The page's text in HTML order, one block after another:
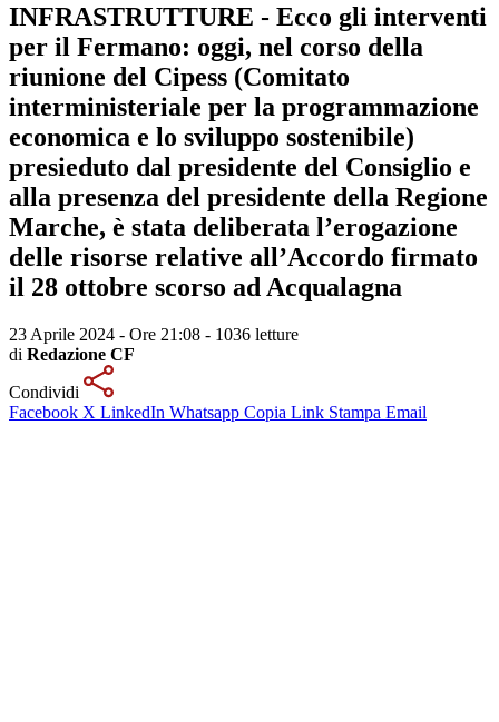
INFRASTRUTTURE - Ecco gli interventi
per il Fermano: oggi, nel corso della
riunione del Cipess (Comitato
interministeriale per la programmazione
economica e lo sviluppo sostenibile)
presieduto dal presidente del Consiglio e
alla presenza del presidente della Regione
Marche, è stata deliberata l’erogazione
delle risorse relative all’Accordo firmato
il 28 ottobre scorso ad Acqualagna
23 Aprile 2024 - Ore 21:08 - 1036 letture
di Redazione CF
Condividi
Facebook X LinkedIn Whatsapp Copia Link Stampa Email